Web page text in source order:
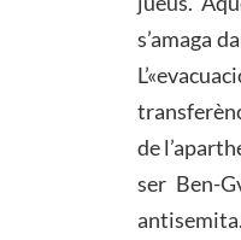
s’amaga
de
ser Ben-